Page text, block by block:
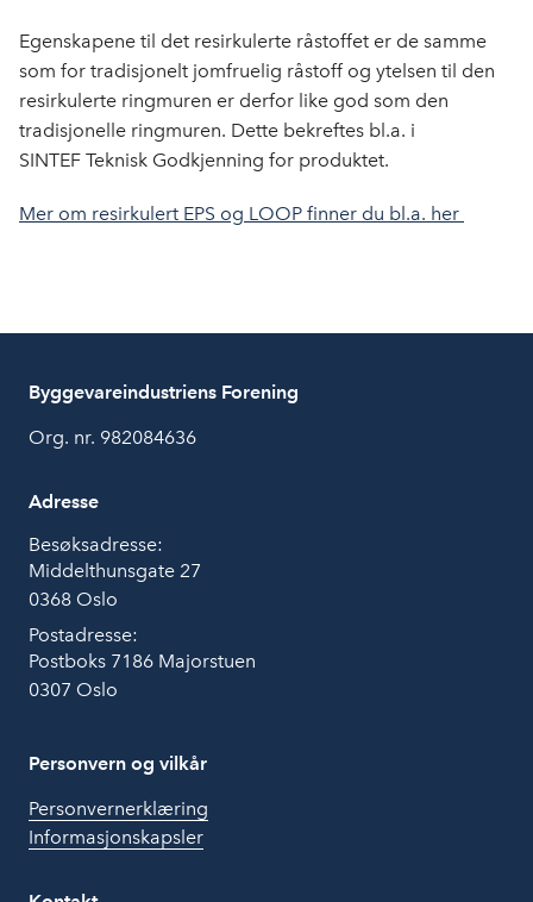
Egenskapene til det resirkulerte råstoffet er de samme
som for tradisjonelt jomfruelig råstoff og ytelsen til den
resirkulerte ringmuren er derfor like god som den
tradisjonelle ringmuren. Dette bekreftes bl.a. i
SINTEF Teknisk Godkjenning for produktet.
Mer om resirkulert EPS og LOOP finner du bl.a. her
Byggevareindustriens Forening
Org. nr. 982084636
Adresse
Besøksadresse:
Middelthunsgate 27
0368 Oslo
Postadresse:
Postboks 7186 Majorstuen
0307 Oslo
Personvern og vilkår
Personvernerklæring
Informasjonskapsler